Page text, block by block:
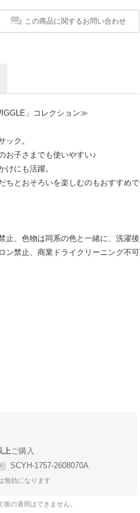
この商品に関するお問い合わせ
」コレクション≫
ック。
お子さまでも使いやすい♪
けにも活躍。
ちとおそろいを楽しむのもおすすめで
、色物は同系の色と一緒に、洗濯後
ン禁止、商業ドライクリーニング不可
上
SCYH-1757-2608070A
無効になります
の適用はできません。